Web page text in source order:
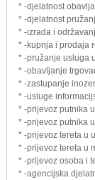
* -djelatnost
* -djelatnost
* -izrada i
* -kupnja i prodaja
* -pružanje usluga
* -obavljanje
* -zastupanje
* -usluge
* -prijevoz putnika
* -prijevoz putnika
* -prijevoz tereta u
* -prijevoz tereta u
* -prijevoz osoba i
* -agencijska